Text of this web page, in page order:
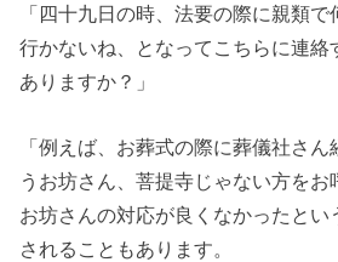
「四十九日の時、法要の際に親類
行かないね、となってこちらに連絡
ありますか？」
「例えば、お葬式の際に葬儀社さ
うお坊さん、菩提寺じゃない方を
お坊さんの対応が良くなかったとい
されることもあります。